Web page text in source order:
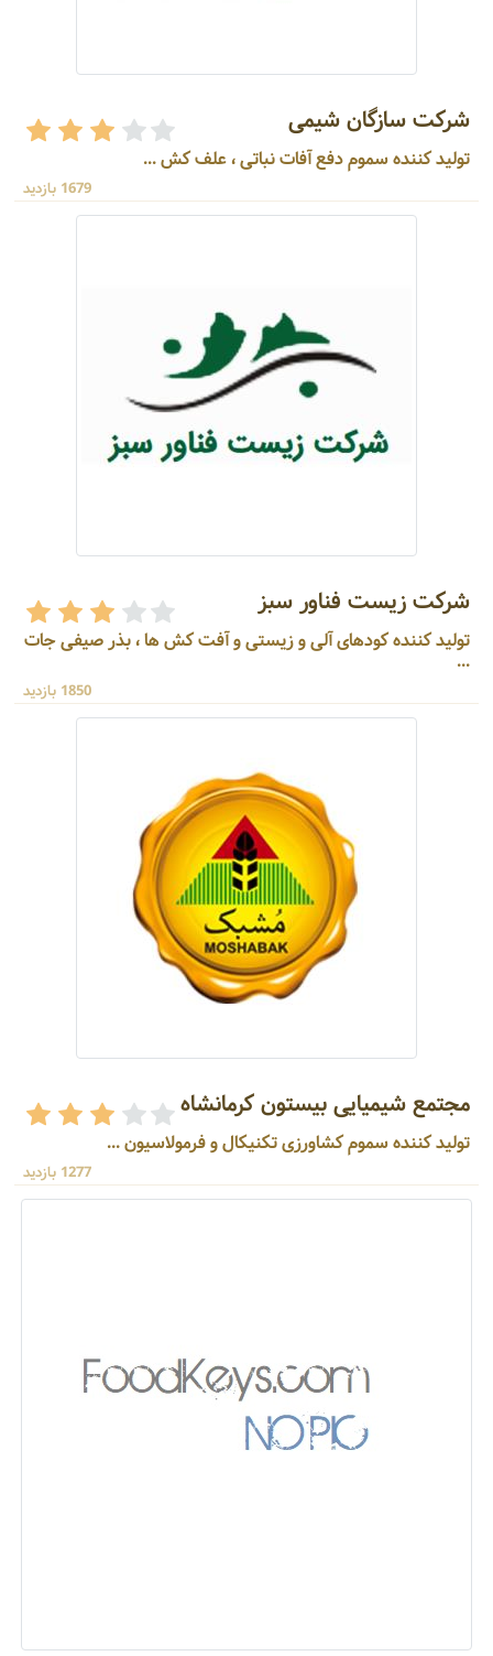
شرکت سازگان شیمی
تولید کننده سموم دفع آفات نباتی ، علف کش ...
1679 بازدید
شرکت زیست فناور سبز
تولید کننده کودهای آلی و زیستی و آفت کش ها ، بذر صیفی جات
...
1850 بازدید
مجتمع شیمیایی بیستون کرمانشاه
تولید کننده سموم کشاورزی تکنیکال و فرمولاسیون ...
1277 بازدید